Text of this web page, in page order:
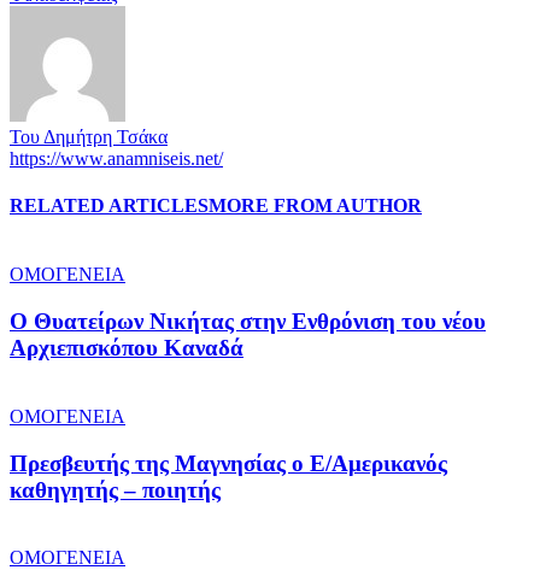
Του Δημήτρη Τσάκα
https://www.anamniseis.net/
RELATED ARTICLESMORE FROM AUTHOR
ΟΜΟΓΕΝΕΙΑ
O Θυατείρων Νικήτας στην Ενθρόνιση του νέου
Αρχιεπισκόπου Καναδά
ΟΜΟΓΕΝΕΙΑ
Πρεσβευτής της Μαγνησίας ο Ε/Αμερικανός
καθηγητής – ποιητής
ΟΜΟΓΕΝΕΙΑ